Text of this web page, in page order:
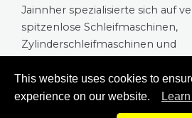
Jainnher spezialisierte sich auf
spitzenlose Schleifmaschinen,
Zylinderschleifmaschinen und
automatische Lade- und
CNC. Unsere
This website uses cookies to
experience on our website.